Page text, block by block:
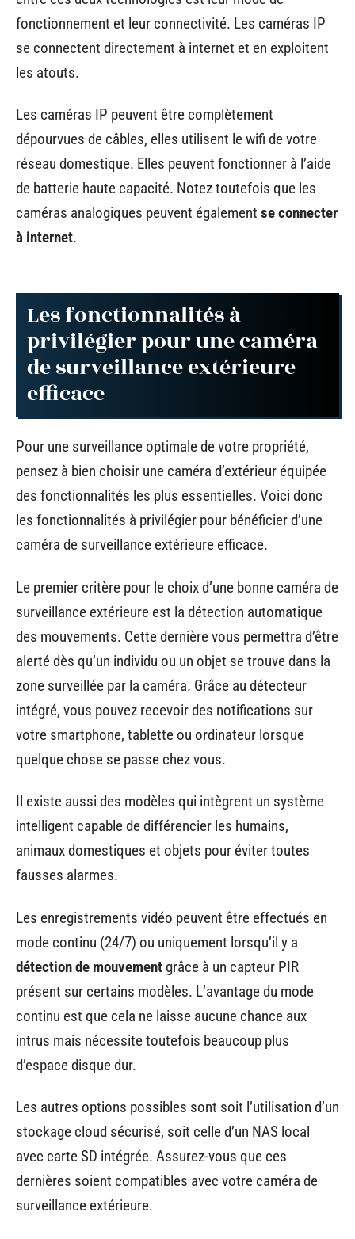
fonctionnement et leur connectivité. Les caméras IP
se connectent directement à internet et en exploitent
les atouts.
Les caméras IP peuvent être complètement
dépourvues de câbles, elles utilisent le wifi de votre
réseau domestique. Elles peuvent fonctionner à l’aide
de batterie haute capacité. Notez toutefois que les
caméras analogiques peuvent également se connecter
à internet.
Les fonctionnalités à
privilégier pour une caméra
de surveillance extérieure
efficace
Pour une surveillance optimale de votre propriété,
pensez à bien choisir une caméra d’extérieur équipée
des fonctionnalités les plus essentielles. Voici donc
les fonctionnalités à privilégier pour bénéficier d’une
caméra de surveillance extérieure efficace.
Le premier critère pour le choix d’une bonne caméra de
surveillance extérieure est la détection automatique
des mouvements. Cette dernière vous permettra d’être
alerté dès qu’un individu ou un objet se trouve dans la
zone surveillée par la caméra. Grâce au détecteur
intégré, vous pouvez recevoir des notifications sur
votre smartphone, tablette ou ordinateur lorsque
quelque chose se passe chez vous.
Il existe aussi des modèles qui intègrent un système
intelligent capable de différencier les humains,
animaux domestiques et objets pour éviter toutes
fausses alarmes.
Les enregistrements vidéo peuvent être effectués en
mode continu (24/7) ou uniquement lorsqu’il y a
détection de mouvement grâce à un capteur PIR
présent sur certains modèles. L’avantage du mode
continu est que cela ne laisse aucune chance aux
intrus mais nécessite toutefois beaucoup plus
d’espace disque dur.
Les autres options possibles sont soit l’utilisation d’un
stockage cloud sécurisé, soit celle d’un NAS local
avec carte SD intégrée. Assurez-vous que ces
dernières soient compatibles avec votre caméra de
surveillance extérieure.